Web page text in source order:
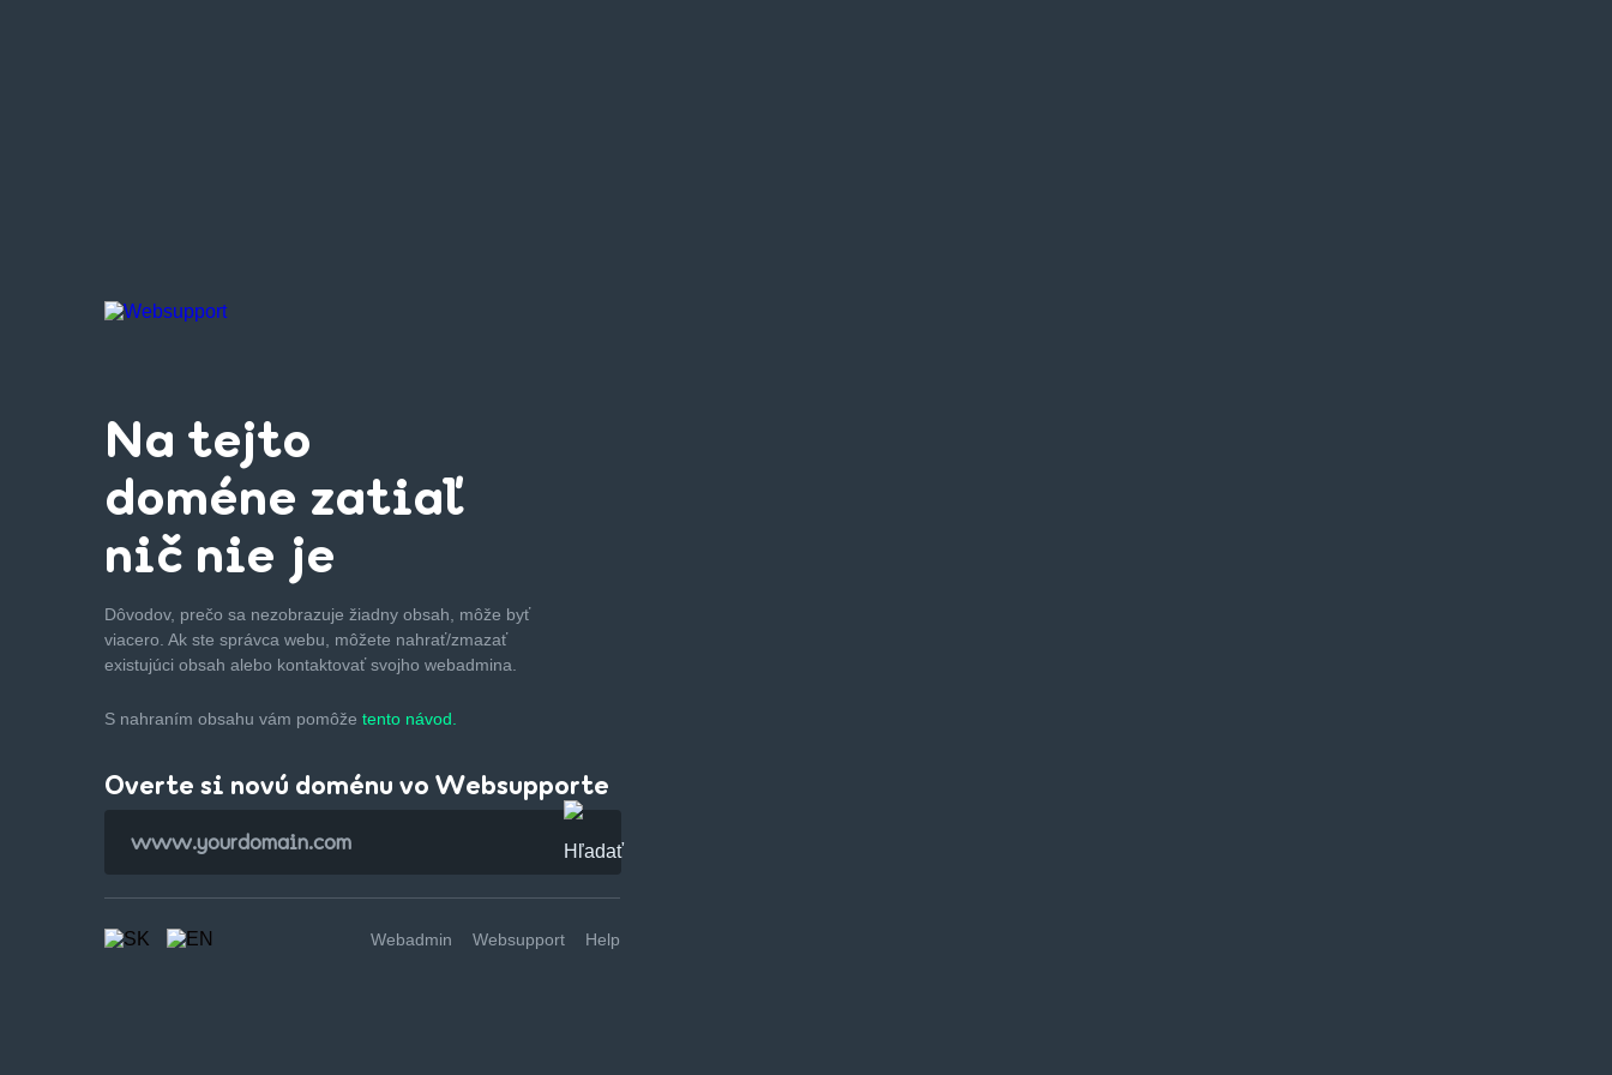
Na tejto
doméne zatiaľ
nič nie je
Dôvodov, prečo sa nezobrazuje žiadny obsah, môže byť
viacero. Ak ste správca webu, môžete nahrať/zmazať
existujúci obsah alebo kontaktovať svojho webadmina.
S nahraním obsahu vám pomôže tento návod.
Overte si novú doménu vo Websupporte
Webadmin Websupport Help